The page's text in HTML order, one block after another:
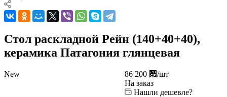
Стол раскладной Рейн (140+40+40),
керамика Патагония глянцевая
86 200 ⃏/шт
На заказ
Нашли дешевле?
New